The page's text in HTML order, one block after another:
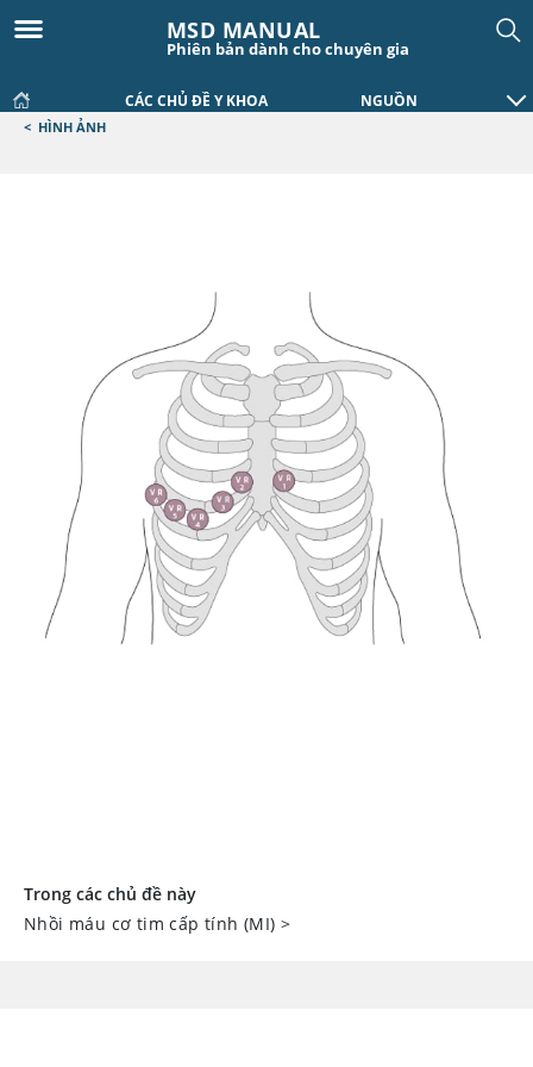
MSD MANUAL
Phiên bản dành cho chuyên gia
CÁC CHỦ ĐỀ Y KHOA NGUỒN
< HÌNH ẢNH
Trong các chủ đề này
Nhồi máu cơ tim cấp tính (MI) >